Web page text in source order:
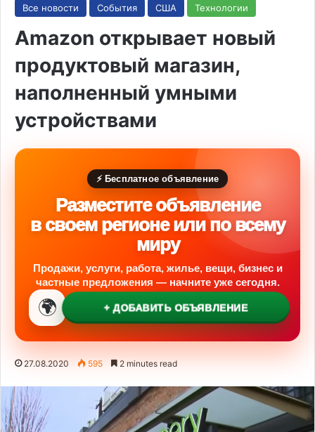
Все новости События США Технологии
Amazon открывает новый
продуктовый магазин,
наполненный умными
устройствами
⚡ Бесплатное объявление
Разместите объявление
в своем регионе или по всему
миру
Продажи, услуги, работа, жилье, вещи, бизнес и
частные предложения — начните уже сегодня.
🌍 + ДОБАВИТЬ ОБЪЯВЛЕНИЕ
27.08.2020 595 2 minutes read